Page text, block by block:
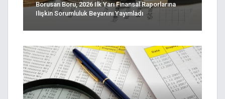
Borusan Boru, 2026 Ilk Yarı Finansal Raporlarına
Ilişkin Sorumluluk Beyanını Yayımladı